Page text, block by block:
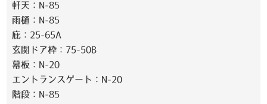
軒天：N-85
雨樋：N-85
庇：25-65A
玄関ドア枠：75-50B
幕板：N-20
エントランスゲート：N-20
階段：N-85